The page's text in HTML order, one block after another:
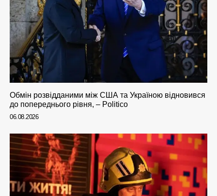
Обмін розвідданими між США та Україною відновився
до попереднього рівня, – Politico
06.08.2026